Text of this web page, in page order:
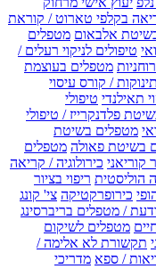
בקלפי טארוט / קוראת
אלבאום מטפלים
טיפולים לניקוי רעלים /
מטפלים בעוצמת
/ קורס עיסוי
תאילנדי טיפולי
פלדנקרייז / טיפולי
מטפלים בשיטת
בשיטת פאולה מטפלים
קוריאני כירולוגיה / קריאה
הוליסטית ריפוי בציור
כירופרקטיקה צי' קונג
/ מטפלים בריברסינג
מטפלים לשיקום
תקשורת לא אלימה /
/ ספא מדריכי